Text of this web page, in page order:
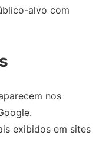
alvo com
nos
exibidos em sites